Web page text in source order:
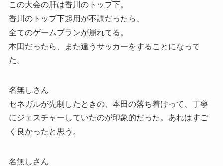
この大会の肝は香川のトップ下。
香川のトップ下起用が不調だったら、
全てのゲームプランが崩れてる。
本田だったら、また違うサッカーをすることになって
た。
名無しさん
セネガルが先制したときの、本田の落ち着けって、丁寧
にジェスチャーしていたのが印象的だった。あれはすご
く良かったと思う。
名無しさん